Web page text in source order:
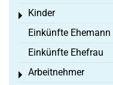
Kinder
Toggle menu
Einkünfte Ehemann
Einkünfte Ehefrau
Arbeitnehmer
Toggle menu